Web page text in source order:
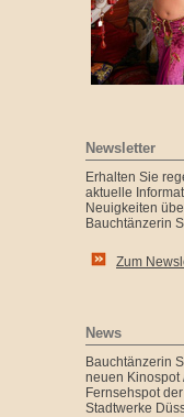
Newsletter
Erhalten Sie
aktuelle
Neuigkeiten
Bauchtänzerin
Zum
News
Bauchtänzerin
neuen Kinospot
Fernsehspot der
Stadtwerke